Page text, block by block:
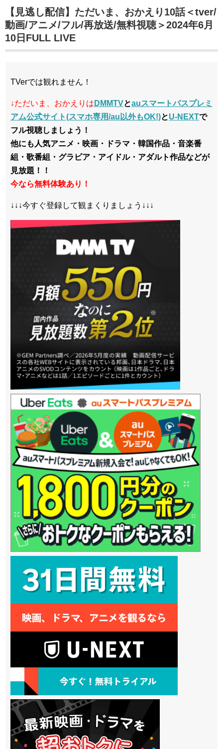
【見逃し配信】ただいま、おかえり10話＜tver/
動画/アニメ/フル/再放送/無料視聴＞2024年6月
10日FULL LIVE
TVerでは観れません！
↓ただいま、おかえりは DMMTVとauスマートパスプレミ
アム公式サイト(スマホ専用/au以外もOK!)とU-NEXTで
フル視聴しましょう！
他にも人気アニメ・映画・ドラマ・韓国作品・音楽番
組・歌番組・グラビア・アイドル・アダルト作品などが
見放題！！
今なら無料体験あり！
↓↓↓今すぐ登録して観まくりましょう↓↓↓